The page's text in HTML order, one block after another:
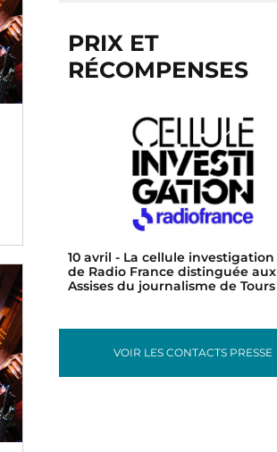
PRIX ET
RÉCOMPENSES
10 avril - La cellule investigation
de Radio France distinguée aux
Assises du journalisme de Tours
VOIR LES CONTACTS PRESSE